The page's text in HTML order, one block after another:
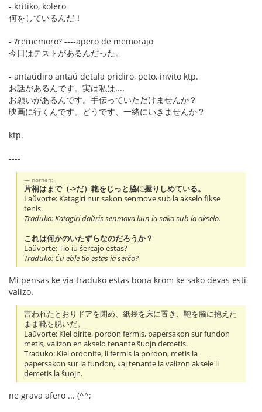
- kritiko, kolero
何をしているんだ！
- ?rememoro? ----apero de memorajo
今日はテストがあるんだった。
- antaŭdiro antaŭ detala pridiro, peto, invito ktp.
お話があるんです。実は私は....
お願いがあるんです。手伝っていただけませんか？
映画に行くんです。どうです、一緒にいきませんか？
ktp.
----
nornen:
片桐はまで（->だ）鞄をじっと脇に握りしめている。
Laŭvorte: Katagiri nur sakon senmove sub la akselo fikse
tenis.
Traduko: Katagiri daŭris senmova kun la sako sub la akselo.
これは何かのいたずらなのだろうか？
Laŭvorte: Tio iu ŝercaĵo estas?
Traduko: Ĉu eble tio estas ia serĉo?
Mi pensas ke via traduko estas bona krom ke sako devas esti
valizo.
言われたとおりドアを閉め、紙袋を床に置き、鞄を脇に抱えた
まま靴を脱いだ。
Laŭvorte: Kiel dirite, pordon fermis, papersakon sur fundon
metis, valizon en akselo tenante ŝuojn demetis.
Traduko: Kiel ordonite, li fermis la pordon, metis la
papersakon sur la fundon, kaj tenante la valizon aksele li
demetis la ŝuojn.
ne grava afero ... (^^;